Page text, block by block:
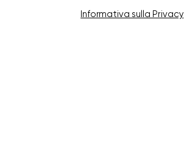
Informativa sulla Privacy